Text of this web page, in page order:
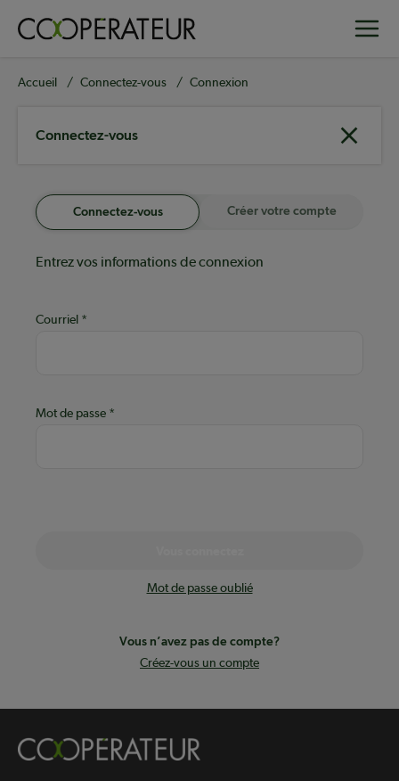
principal
Fil
Accueil Connectez-vous Connexion
Connectez-vous
Connectez-vous Créer votre compte
Entrez vos informations de connexion
Courriel
Mot de passe
Mot de passe oublié
Vous n’avez pas de compte?
Créez-vous un compte